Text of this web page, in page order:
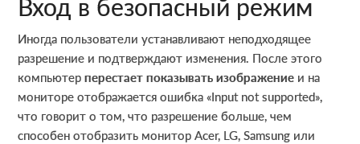
Иногда пользователи устанавливают неподходящее
разрешение и подтверждают изменения. После этого
компьютерперестает показывать изображение и на
мониторе отображается ошибка «Input not supported»,
что говорит о том, что разрешение больше, чем
способен отобразить монитор Acer, LG, Samsung или